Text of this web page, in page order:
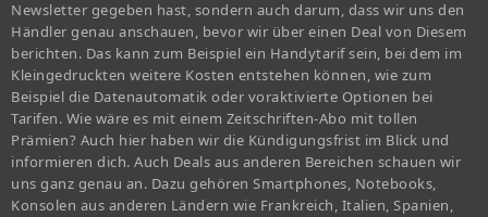
Newsletter gegeben hast, sondern auch darum, dass wir uns den
Händler genau anschauen, bevor wir über einen Deal von Diesem
berichten. Das kann zum Beispiel ein Handytarif sein, bei dem im
Kleingedruckten weitere Kosten entstehen können, wie zum
Beispiel die Datenautomatik oder voraktivierte Optionen bei
Tarifen. Wie wäre es mit einem Zeitschriften-Abo mit tollen
Prämien? Auch hier haben wir die Kündigungsfrist im Blick und
informieren dich. Auch Deals aus anderen Bereichen schauen wir
uns ganz genau an. Dazu gehören Smartphones, Notebooks,
Konsolen aus anderen Ländern wie Frankreich, Italien, Spanien,